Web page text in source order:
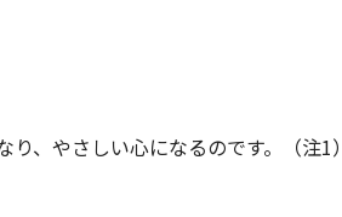
、やさしい心になるのです。（注1）